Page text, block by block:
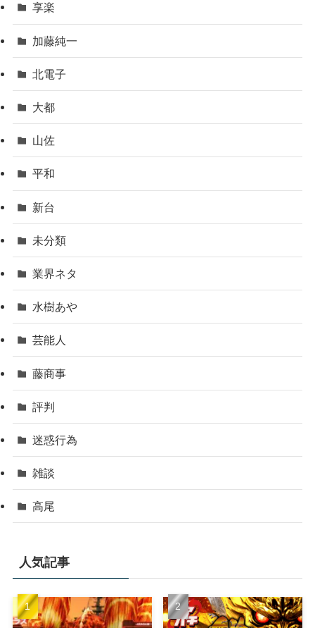
享楽
加藤純一
北電子
大都
山佐
平和
新台
未分類
業界ネタ
水樹あや
芸能人
藤商事
評判
迷惑行為
雑談
高尾
人気記事